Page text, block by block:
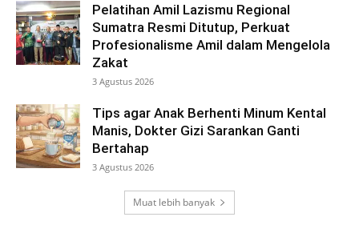
Pelatihan Amil Lazismu Regional
Sumatra Resmi Ditutup, Perkuat
Profesionalisme Amil dalam Mengelola
Zakat
3 Agustus 2026
Tips agar Anak Berhenti Minum Kental
Manis, Dokter Gizi Sarankan Ganti
Bertahap
3 Agustus 2026
Muat lebih banyak